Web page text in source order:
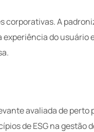
corporativas. A
experiência do usuário
avaliada de perto
de ESG na gestão